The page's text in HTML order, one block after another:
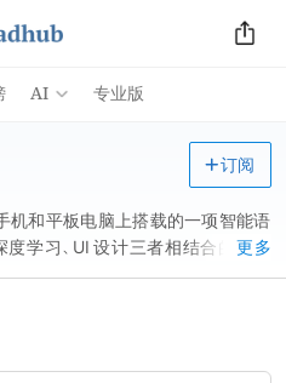
AI 专业版
机和平板电脑上搭载的一项智能语
度学习、UI 设计三者相结合的研究
可能还会在其他公司的设备中
更多
订阅